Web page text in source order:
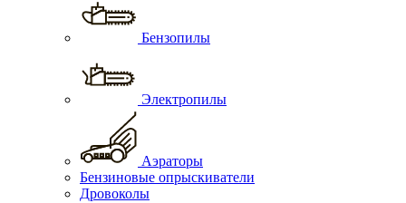
Бензопилы
Электропилы
Аэраторы
Бензиновые опрыскиватели
Дровоколы